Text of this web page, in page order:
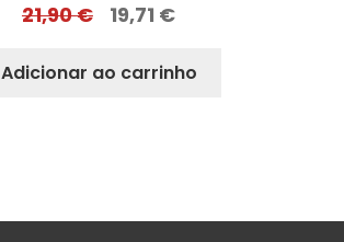
21,90€ 19,71 €
Adicionar ao carrinho